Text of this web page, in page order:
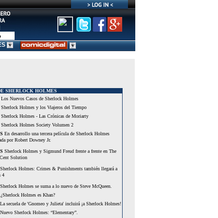
SHERLOCK HOLMES
Nuevos Casos de Sherlock Holmes
Holmes y los Viajeros del Tiempo
Holmes - Las Crónicas de Moriarty
Holmes Society Volumen 2
En desarrollo una tercera película de Sherlock Holmes
por Robert Downey Jr.
Sherlock Holmes y Sigmund Freud frente a frente en The
Solution
Sherlock Holmes: Crimes & Punishments también llegará a
4
Sherlock Holmes se suma a lo nuevo de Steve McQueen.
Holmes es Khan?
La secuela de 'Gnomeo y Julieta' incluirá ¡a Sherlock Holmes!
Nuevo Sherlock Holmes: “Elementary”.